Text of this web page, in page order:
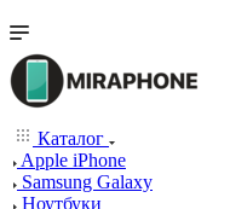
Каталог
Apple iPhone
Samsung Galaxy
Ноутбуки